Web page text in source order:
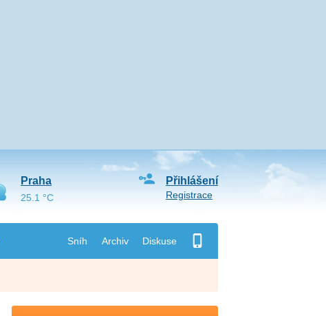
Sníh Archiv Diskuse
Přihlášení
Registrace
Praha
25.1 °C